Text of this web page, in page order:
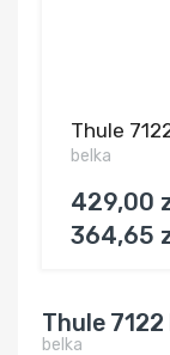
Thule
belka
429,00
364,65
Thule
belka